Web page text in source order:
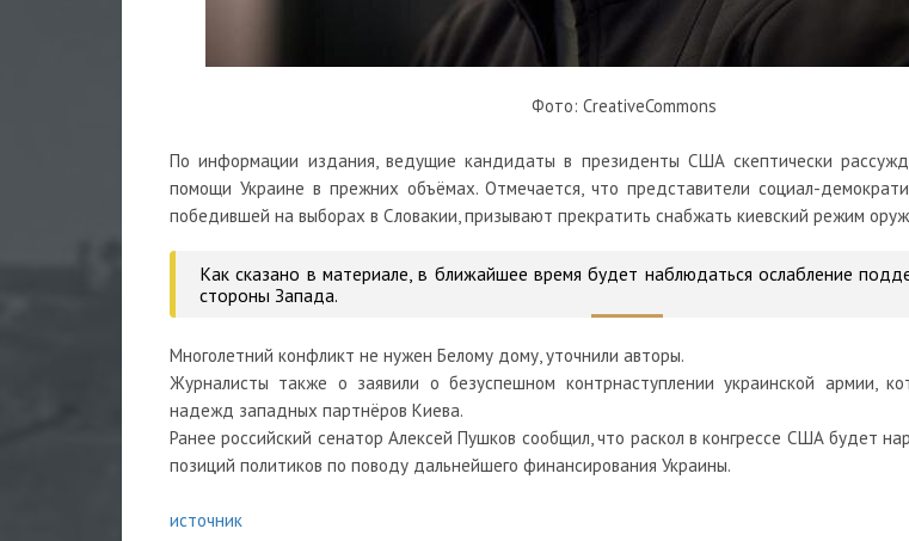
Фото: CreativeCommons
По информации издания, ведущие кандидаты в президенты США скептически
помощи Украине в прежних объёмах. Отмечается, что представители социал-
победившей на выборах в Словакии, призывают прекратить снабжать киевский режим
Как сказано в материале, в ближайшее время будет наблюдаться ослабление
стороны Запада.
Многолетний конфликт не нужен Белому дому, уточнили авторы.
Журналисты также о заявили о безуспешном контрнаступлении украинской армии,
надежд западных партнёров Киева.
Ранее российский сенатор Алексей Пушков сообщил, что раскол в конгрессе США будет
позиций политиков по поводу дальнейшего финансирования Украины.
источник